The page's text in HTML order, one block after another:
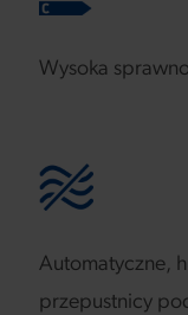
Wysoka
Automatyczne,
przepustnicy